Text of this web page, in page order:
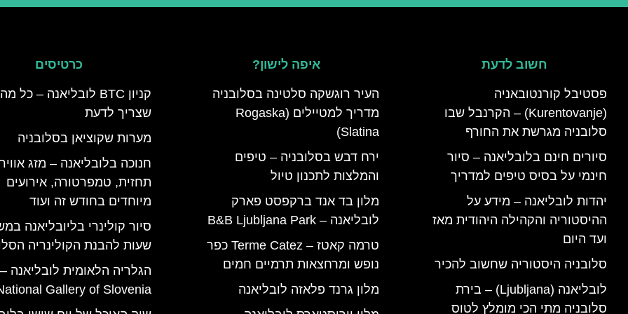
חשוב לדעת
פסטיבל קורנטובאניה
(Kurentovanje) – הקרנבל שבו
סלובניה מגרשת את החורף
סיורים חינם בלובליאנה – סיור
חינמי על בסיס טיפים למדריך
יהדות לובליאנה – מידע על
ההיסטוריה והקהילה היהודית מאז
ועד היום
סלובניה היסטוריה שחשוב להכיר
לובליאנה (Ljubljana) – בירת
סלובניה מתי הכי מומלץ לטוס
איפה לישון?
העיר רוגשקה סלטינה בסלובניה
מדריך למטיילים (Rogaska
Slatina)
ירח דבש בסלובניה – טיפים
והמלצות לתכנון טיול
מלון בד אנד ברקפסט פארק
לובליאנה – B&B Ljubljana Park
טרמה קאטז – Terme Catez כפר
נופש ומרחצאות תרמיים חמים
מלון גרנד פלאזה לובליאנה
כרטיסים
קניון BTC לובליאנה – כל מה
שצריך לדעת
מערות שקוציאן בסלובניה
חנוכה בלובליאנה – מזג
תחזית, טמפרטורה, אירועים
מיוחדים בחודש זה ועוד
שעות להבנת הקולינריה
הגלריה הלאומית לובליאנה –
Gallery of Slovenia